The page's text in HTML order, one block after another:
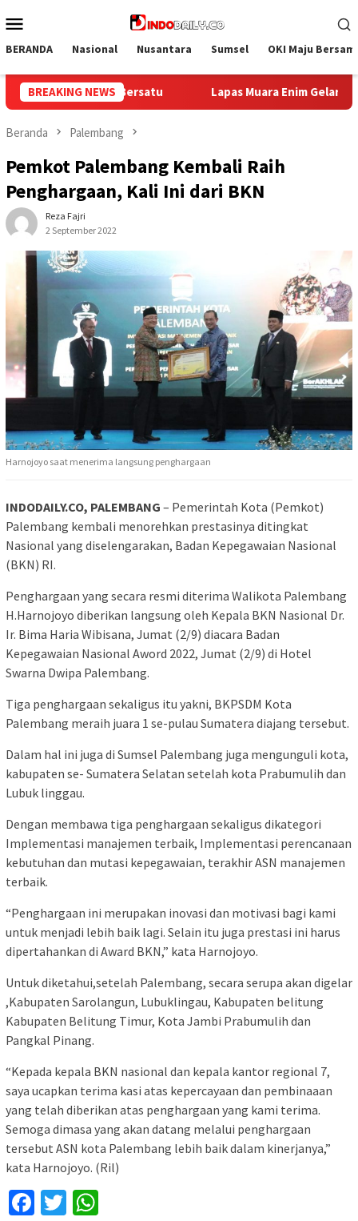
ke
Mobile
BERANDA Nasional Nusantara Sumsel OKI Maju
BREAKING NEWS
Gelar Bakti Sosial Donor Darah dalam Rangka Memperingati
Beranda Palembang
Pemkot Palembang Kembali Raih
Penghargaan, Kali Ini dari BKN
Reza Fajri
2 September 2022
Harnojoyo saat menerima langsung penghargaan
INDODAILY.CO, PALEMBANG – Pemerintah Kota (Pemkot)
Palembang kembali menorehkan prestasinya ditingkat
Nasional yang diselengarakan, Badan Kepegawaian Nasional
(BKN) RI.
Penghargaan yang secara resmi diterima Walikota Palembang
H.Harnojoyo diberikan langsung oleh Kepala BKN Nasional Dr.
Ir. Bima Haria Wibisana, Jumat (2/9) diacara Badan
Kepegawaian Nasional Aword 2022, Jumat (2/9) di Hotel
Swarna Dwipa Palembang.
Tiga penghargaan sekaligus itu yakni, BKPSDM Kota
Palembang meraih juara 1 se-pulau Sumatera diajang tersebut.
Dalam hal ini juga di Sumsel Palembang juga mengunguli kota,
kabupaten se- Sumatera Selatan setelah kota Prabumulih dan
Lubuk linggau.
Dengan membawa tiga penghargaan sekaligus dikategori
Implementasi manajemen terbaik, Implementasi perencanaan
kebutuhan dan mutasi kepegawaian, terakhir ASN manajemen
terbaik.
“Penghargaan ini merupakan inovasi dan motivasi bagi kami
untuk menjadi lebih baik lagi. Selain itu juga prestasi ini harus
dipertahankan di Award BKN,” kata Harnojoyo.
Untuk diketahui,setelah Palembang, secara serupa akan digelar
,Kabupaten Sarolangun, Lubuklingau, Kabupaten belitung
Kabupaten Belitung Timur, Kota Jambi Prabumulih dan
Pangkal Pinang.
“Kepada kepala BKN nasional dan kepala kantor regional 7,
saya ucapkan terima kasi atas kepercayaan dan pembinaaan
yang telah diberikan atas penghargaan yang kami terima.
Semoga dimasa yang akan datang melalui penghargaan
tersebut ASN kota Palembang lebih baik dalam kinerjanya,”
kata Harnojoyo. (Ril)
Facebook
Twitter